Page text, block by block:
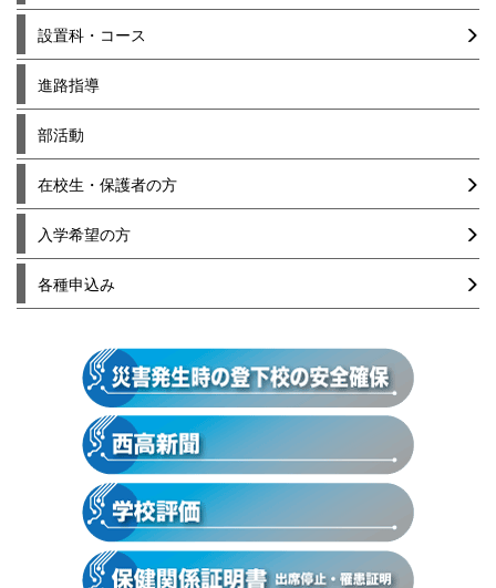
設置科・コース
進路指導
部活動
在校生・保護者の方
入学希望の方
各種申込み